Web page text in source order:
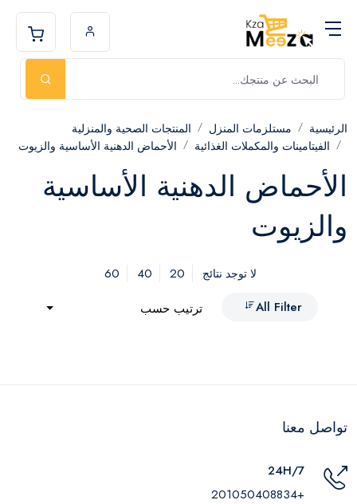
الرئيسية مستلزمات المنزل
المنتجات الصحية والمنزلية
الفيتامينات والمكملات الغذائية
الأحماض الدهنية الأساسية والزيوت
الأحماض الدهنية الأساسية
والزيوت
لا توجد نتائج 20
40
60
All Filter
ترتيب حسب
تواصل معنا
24H/7
+201050408834